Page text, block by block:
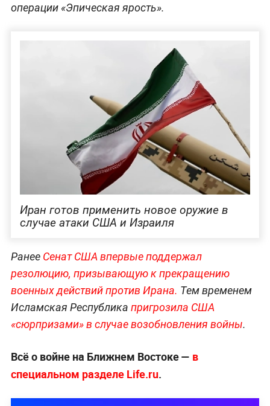
операции «Эпическая ярость».
Иран готов применить новое оружие в
случае атаки США и Израиля
Ранее Сенат США впервые поддержал
резолюцию, призывающую к прекращению
военных действий против Ирана. Тем временем
Исламская Республика пригрозила США
«сюрпризами» в случае возобновления войны.
Всё о войне на Ближнем Востоке — в
специальном разделе Life.ru.